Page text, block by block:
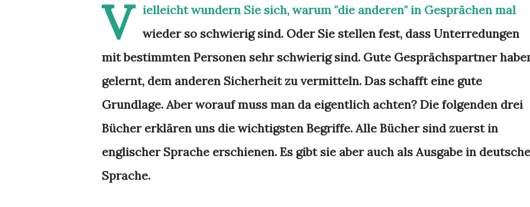
V
ielleicht wundern Sie sich, warum "die anderen" in Gesprächen mal
wieder so schwierig sind. Oder Sie stellen fest, dass Unterredungen
mit bestimmten Personen sehr schwierig sind. Gute Gesprächspartner
gelernt, dem anderen Sicherheit zu vermitteln. Das schafft eine gute
Grundlage. Aber worauf muss man da eigentlich achten? Die folgenden drei
Bücher erklären uns die wichtigsten Begriffe. Alle Bücher sind zuerst in
englischer Sprache erschienen. Es gibt sie aber auch als Ausgabe in
Sprache.